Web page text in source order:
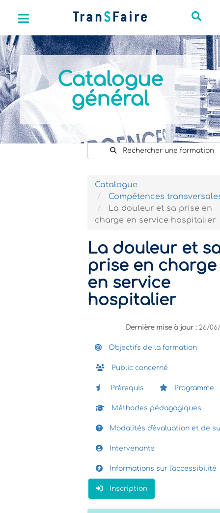
Catalogue
général
Rechercher une formation
Catalogue
Compétences
La douleur et sa prise en
charge en service hospitalier
La douleur et
prise en charge
en service
hospitalier
Dernière mise à jour : 26/
Objectifs de la formation
Public concerné
Prérequis Programme
Méthodes pédagogiques
Modalités d'évaluation et de
Intervenants
Informations sur l'accessibilité
Inscription